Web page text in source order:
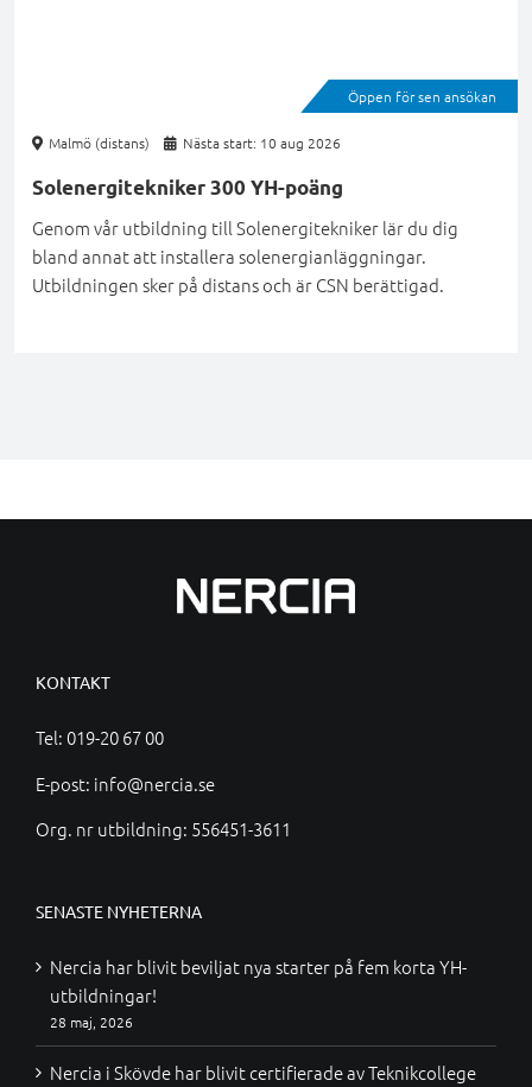
Öppen för sen ansökan
Malmö (distans) Nästa start: 10 aug 2026
Solenergitekniker 300 YH-poäng
Genom vår utbildning till Solenergitekniker lär du dig
bland annat att installera solenergianläggningar.
Utbildningen sker på distans och är CSN berättigad.
KONTAKT
Tel: 019-20 67 00
E-post: info@nercia.se
Org. nr utbildning: 556451-3611
SENASTE NYHETERNA
Nercia har blivit beviljat nya starter på fem korta YH-
utbildningar!
28 maj, 2026
Nercia i Skövde har blivit certifierade av Teknikcollege